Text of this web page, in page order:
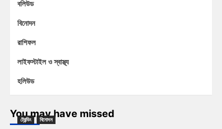
বলিউড
বিনোদন
রাশিফল
লাইফস্টাইল ও স্বাস্থ্য
হলিউড
You may have missed
ট্রেন্ডিং বিনোদন